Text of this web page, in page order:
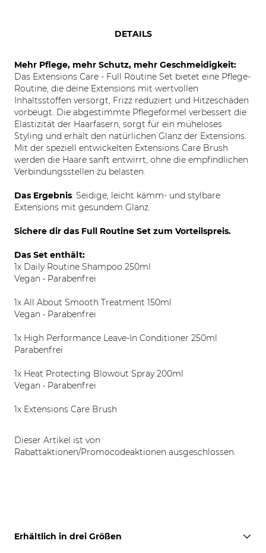
DETAILS
Mehr Pflege, mehr Schutz, mehr Geschmeidigkeit:
Das Extensions Care - Full Routine Set bietet eine Pflege-
Routine, die deine Extensions mit wertvollen
Inhaltsstoffen versorgt, Frizz reduziert und Hitzeschäden
vorbeugt. Die abgestimmte Pflegeformel verbessert die
Elastizität der Haarfasern, sorgt für ein müheloses
Styling und erhält den natürlichen Glanz der Extensions.
Mit der speziell entwickelten Extensions Care Brush
werden die Haare sanft entwirrt, ohne die empfindlichen
Verbindungsstellen zu belasten.
Das Ergebnis: Seidige, leicht kämm- und stylbare
Extensions mit gesundem Glanz.
Sichere dir das Full Routine Set zum Vorteilspreis.
Das Set enthält:
1x Daily Routine Shampoo 250ml
Vegan • Parabenfrei
1x All About Smooth Treatment 150ml
Vegan • Parabenfrei
1x High Performance Leave-In Conditioner 250ml
Parabenfrei
1x Heat Protecting Blowout Spray 200ml
Vegan • Parabenfrei
1x Extensions Care Brush
Dieser Artikel ist von
Rabattaktionen/Promocodeaktionen ausgeschlossen.
Erhältlich in drei Größen